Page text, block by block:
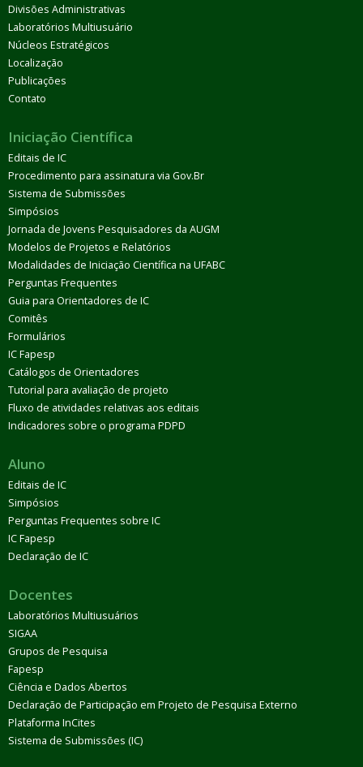
Divisões Administrativas
Laboratórios Multiusuário
Núcleos Estratégicos
Localização
Publicações
Contato
Iniciação Científica
Editais de IC
Procedimento para assinatura via Gov.Br
Sistema de Submissões
Simpósios
Jornada de Jovens Pesquisadores da AUGM
Modelos de Projetos e Relatórios
Modalidades de Iniciação Científica na UFABC
Perguntas Frequentes
Guia para Orientadores de IC
Comitês
Formulários
IC Fapesp
Catálogos de Orientadores
Tutorial para avaliação de projeto
Fluxo de atividades relativas aos editais
Indicadores sobre o programa PDPD
Aluno
Editais de IC
Simpósios
Perguntas Frequentes sobre IC
IC Fapesp
Declaração de IC
Docentes
Laboratórios Multiusuários
SIGAA
Grupos de Pesquisa
Fapesp
Ciência e Dados Abertos
Declaração de Participação em Projeto de Pesquisa Externo
Plataforma InCites
Sistema de Submissões (IC)